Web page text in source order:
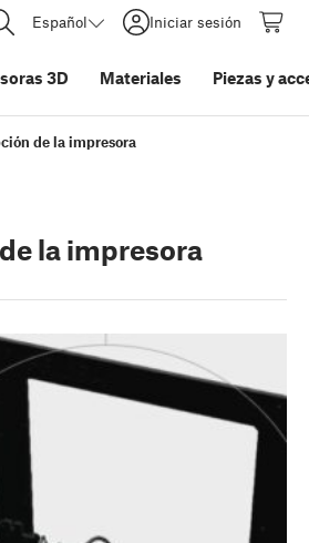
Español Iniciar sesión
3D Materiales Piezas y
de la impresora
la impresora